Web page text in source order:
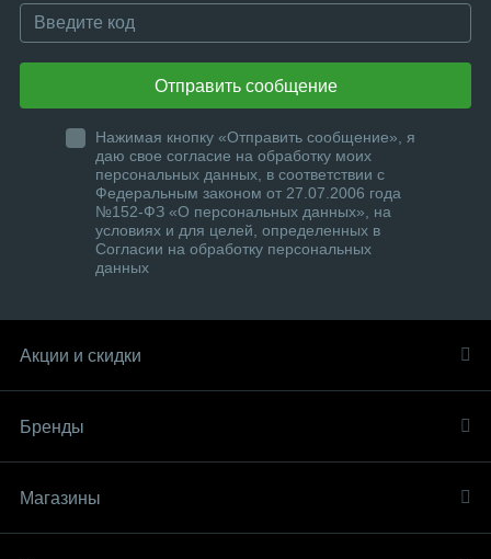
Отправить сообщение
Нажимая кнопку «Отправить сообщение», я
даю свое согласие на обработку моих
персональных данных, в соответствии с
Федеральным законом от 27.07.2006 года
№152-ФЗ «О персональных данных», на
условиях и для целей, определенных в
Согласии на обработку персональных
данных
Акции и скидки
Бренды
Магазины